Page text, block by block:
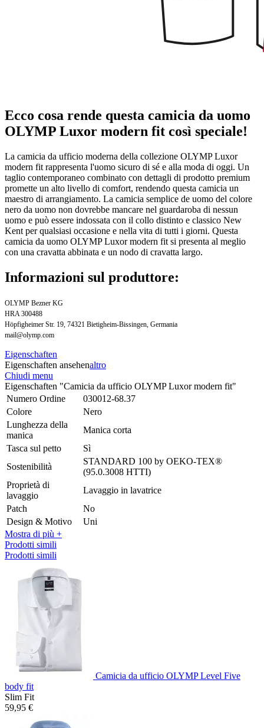
Ecco cosa rende questa camicia da uomo
OLYMP Luxor modern fit così speciale!
La camicia da ufficio moderna della collezione OLYMP Luxor
modern fit rappresenta l'uomo sicuro di sé e alla moda di oggi. Un
taglio contemporaneo combinato con dettagli di prodotto premium
promette un alto livello di comfort, rendendo questa camicia un
maestro di arrangiamento. La camicia semplice de uomo del colore
nero da uomo non dovrebbe mancare nel guardaroba di nessun
uomo e può essere indossata con il collo distinto e classico New
Kent per qualsiasi occasione e nella vita di tutti i giorni. Questa
camicia da uomo OLYMP Luxor modern fit si presenta al meglio
con una cravatta abbinata e un nodo di cravatta largo.
Informazioni sul produttore:
OLYMP Bezner KG
HRA 300488
Höpfigheimer Str. 19, 74321 Bietigheim-Bissingen, Germania
mail@olymp.com
Eigenschaften
Eigenschaften ansehenaltro
Chiudi menu
Eigenschaften "Camicia da ufficio OLYMP Luxor modern fit"
Numero Ordine
030012-68.37
Colore
Nero
Lunghezza della
manica
Manica corta
Tasca sul petto
Sì
Sostenibilità
STANDARD 100 by OEKO-TEX®
(95.0.3008 HTTI)
Proprietà di
lavaggio
Lavaggio in lavatrice
Patch
No
Design & Motivo
Uni
Mostra di più +
Prodotti simili
Prodotti simili
Camicia da ufficio OLYMP Level Five
body fit
Slim Fit
59,95 €